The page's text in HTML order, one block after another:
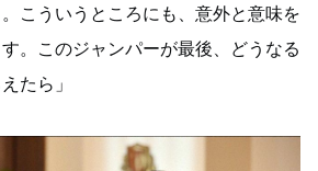
こういうところにも、意外と意味を
。このジャンパーが最後、どうなる
たら」